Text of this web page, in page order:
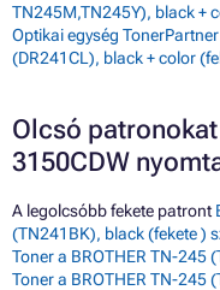
TN245M,TN245Y), black +
Optikai egység
(DR241CL), black + color
Olcsó patronokat
3150CDW
A legolcsóbb fekete patront
(TN241BK), black (fekete )
Toner a BROTHER TN-245
Toner a BROTHER TN-245